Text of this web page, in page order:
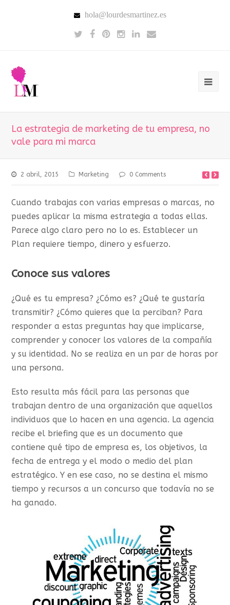
hola@lourdesmartinez.es
La estrategia de marketing de tu empresa, no
vale para mi marca
2 abril, 2015 Marketing 0 Comments
Cuando trabajas con varias empresas o marcas, no
puedes aplicar la misma estrategia a todas ellas.
Parece algo claro pero no lo es. Establecer un
Plan requiere tiempo, dinero y esfuerzo.
Conoce sus valores
¿Qué es tu empresa? ¿Cómo es? ¿Qué te gustaría
transmitir? ¿Cómo quieres que la perciban? Para
responder a estas preguntas hay que implicarse,
comprender y conocer los valores de la compañía
y su identidad. No se realiza en un par de horas por
una persona.
Esto resulta más fácil para las personas que
trabajan dentro de una organización que aquellos
individuos que lo hacen en una agencia. La agencia
recibe el briefing que es un documento que
contiene qué tipo de empresa es, los objetivos, la
fecha de entrega y el modo o medio del plan
estratégico. Y en ese caso, no se destina el mismo
tiempo y recursos a un concurso que todavía no se
ha ganado.